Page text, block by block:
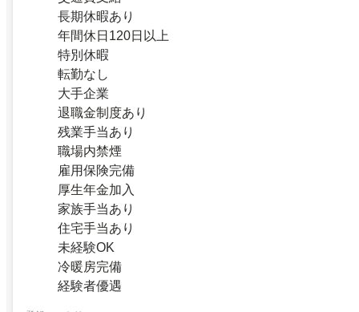
長期休暇あり
年間休日120日以上
特別休暇
転勤なし
大手企業
退職金制度あり
残業手当あり
職場内禁煙
雇用保険完備
厚生年金加入
家族手当あり
住宅手当あり
未経験OK
冷暖房完備
経験者優遇